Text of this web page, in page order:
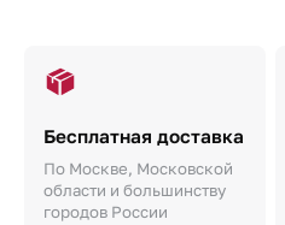
Бесплатная доставка
По Москве, Московской
области и большинству
городов России